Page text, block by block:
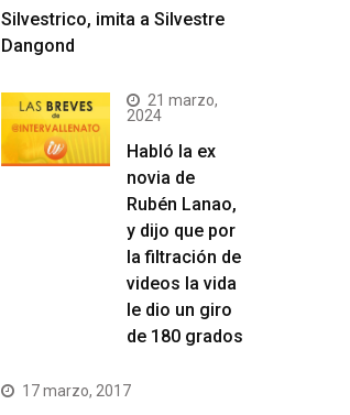
Silvestrico, imita a Silvestre
Dangond
21 marzo,
2024
Habló la ex
novia de
Rubén Lanao,
y dijo que por
la filtración de
videos la vida
le dio un giro
de 180 grados
17 marzo, 2017